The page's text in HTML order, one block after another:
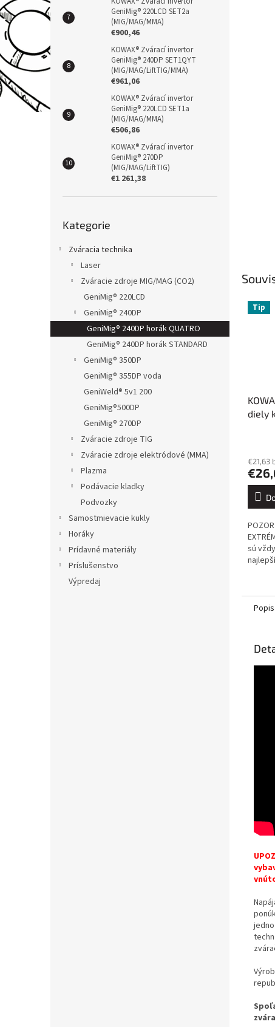
GeniMig® 220LCD SET2a
(MIG/MAG/MMA)
€900,46
KOWAX® Zvárací invertor
GeniMig® 240DP SET1QYT
(MIG/MAG/LiftTIG/MMA)
€961,06
KOWAX® Zvárací invertor
GeniMig® 220LCD SET1a
(MIG/MAG/MMA)
€506,86
KOWAX® Zvárací invertor
GeniMig® 270DP
(MIG/MAG/LiftTIG)
€1 261,38
kategorie
Kategorie
Zváracia technika
Laser
Zváracie zdroje MIG/MAG (CO2)
GeniMig® 220LCD
GeniMig® 240DP
GeniMig® 240DP horák QUATRO
GeniMig® 240DP horák STANDARD
GeniMig® 350DP
GeniMig® 355DP voda
GeniWeld® 5v1 200
GeniMig®500DP
GeniMig® 270DP
Zváracie zdroje TIG
Zváracie zdroje elektródové (MMA)
Plazma
Podávacie kladky
Podvozky
Samostmievacie kukly
Horáky
Prídavné materiály
Príslušenstvo
Výpredaj
Tip
diely
€21,63
POZOR
sú
Popis